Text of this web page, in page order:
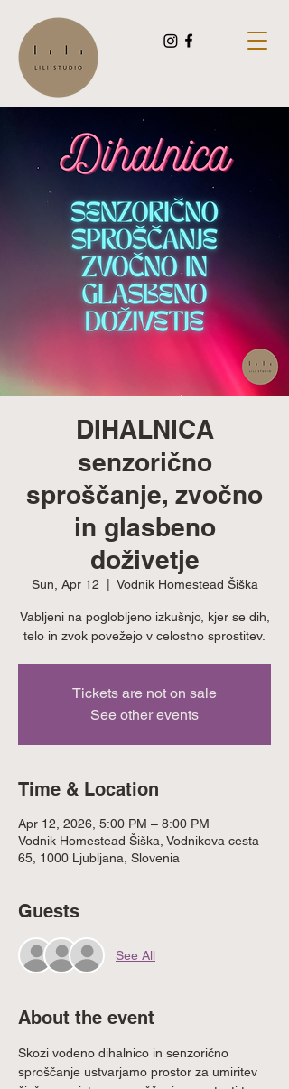
DIHALNICA
senzorično
sproščanje, zvočno
in glasbeno
doživetje
Sun, Apr 12 Vodnik Homestead Šiška
Vabljeni na poglobljeno izkušnjo, kjer se dih,
telo in zvok povežejo v celostno sprostitev.
Tickets are not on sale
See other events
Time & Location
Apr 12, 2026, 5:00 PM – 8:00 PM
Vodnik Homestead Šiška, Vodnikova cesta
65, 1000 Ljubljana, Slovenia
Guests
See All
About the event
Skozi vodeno dihalnico in senzorično
sproščanje ustvarjamo prostor za umiritev